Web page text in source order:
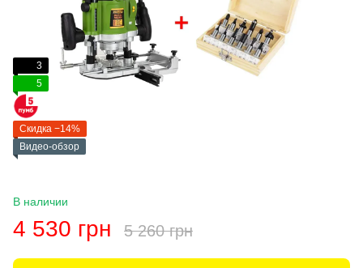
3
5
Скидка −14%
Видео-обзор
В наличии
4 530 грн 5 260 грн